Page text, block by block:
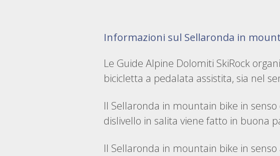
Informazioni sul Sellaronda in
Le Guide Alpine Dolomiti SkiRock
bicicletta a pedalata assistita, sia nel
Il Sellaronda in mountain bike in
dislivello in salita viene fatto in buona
Il Sellaronda in mountain bike in